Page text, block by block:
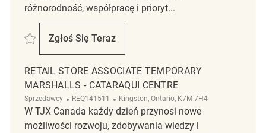
różnorodność, współpracę i prioryt...
Zapisać Retail Store Associate Part Time Winners Brockville - Riocan
Zgłoś Się Teraz
Retail Store Associate Part Time Winners
RETAIL STORE ASSOCIATE TEMPORARY
MARSHALLS - CATARAQUI CENTRE
Kategoria
Sprzedawcy ReqId
REQ141511 Lokalizacja
Kingston, Ontario, K7M 7H4
W TJX Canada każdy dzień przynosi nowe
możliwości rozwoju, zdobywania wiedzy i